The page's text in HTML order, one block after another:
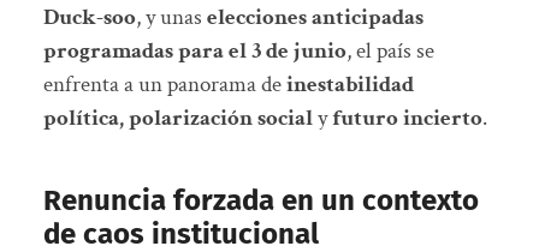
Duck-soo, y unas elecciones anticipadas
programadas para el 3 de junio, el país se
enfrenta a un panorama deinestabilidad
política, polarización socialyfuturo incierto.
Renuncia forzada en un contexto
de caos institucional